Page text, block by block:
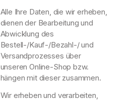
Alle Ihre Daten, die wir erheben,
dienen der Bearbeitung und
Abwicklung des
Bestell-/Kauf-/Bezahl-/ und
Versandprozesses über
unseren Online-Shop bzw.
hängen mit dieser zusammen.
Wir erheben und verarbeiten,